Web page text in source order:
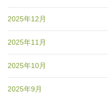
2025年12月
2025年11月
2025年10月
2025年9月